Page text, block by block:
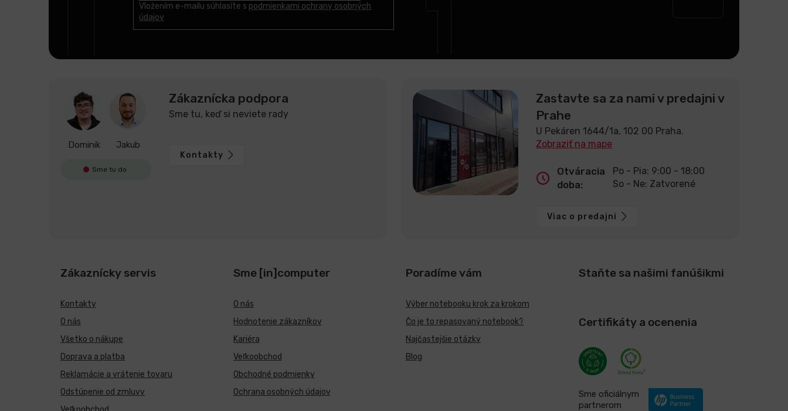
Vložením e-mailu súhlasíte s podmienkami ochrany osobných
údajov
Dominik Jakub
Sme tu do
Zákaznícka podpora
Sme tu, keď si neviete rady
Kontakty
Zastavte sa za nami v predajni v
Prahe
U Pekáren 1644/1a, 102 00 Praha.
Zobraziť na mape
Otváracia
doba:
Po - Pia: 9:00 - 18:00
So - Ne: Zatvorené
Viac o predajni
Zákaznícky servis
Kontakty
O nás
Všetko o nákupe
Doprava a platba
Reklamácie a vrátenie tovaru
Odstúpenie od zmluvy
Sme [in]computer
O nás
Hodnotenie zákazníkov
Kariéra
Veľkoobchod
Obchodné podmienky
Ochrana osobných údajov
Poradíme vám
Výber notebooku krok za krokom
Čo je to repasovaný notebook?
Najčastejšie otázky
Blog
Staňte sa našimi fanúšikmi
Certifikáty a ocenenia
Sme oficiálnym
partnerom